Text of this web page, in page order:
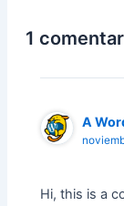
1
A
Hi, this is a